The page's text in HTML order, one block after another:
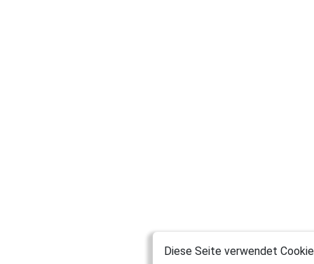
Diese Seite verwendet